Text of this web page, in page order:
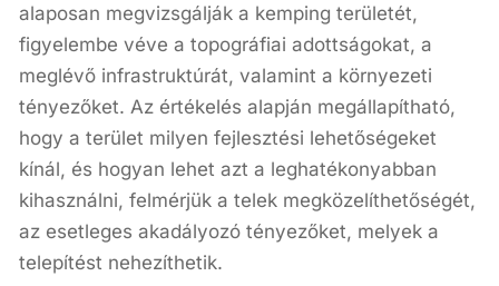
alaposan megvizsgálják a kemping területét,
figyelembe véve a topográfiai adottságokat, a
meglévő infrastruktúrát, valamint a környezeti
tényezőket. Az értékelés alapján megállapítható,
hogy a terület milyen fejlesztési lehetőségeket
kínál, és hogyan lehet azt a leghatékonyabban
kihasználni, felmérjük a telek megközelíthetőségét,
az esetleges akadályozó tényezőket, melyek a
telepítést nehezíthetik.